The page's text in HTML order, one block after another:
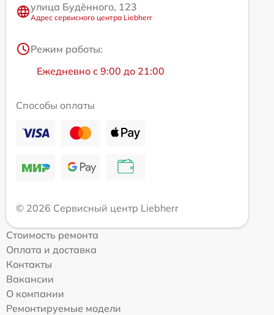
улица Будённого, 123
Адрес сервисного центра Liebherr
Режим работы:
Ежедневно с 9:00 до 21:00
Способы оплаты
© 2026 Сервисный центр Liebherr
Стоимость ремонта
Оплата и доставка
Контакты
Вакансии
О компании
Ремонтируемые модели